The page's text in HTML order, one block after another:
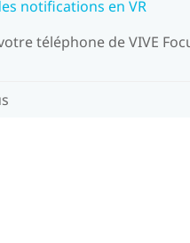
notifications en VR
téléphone de VIVE